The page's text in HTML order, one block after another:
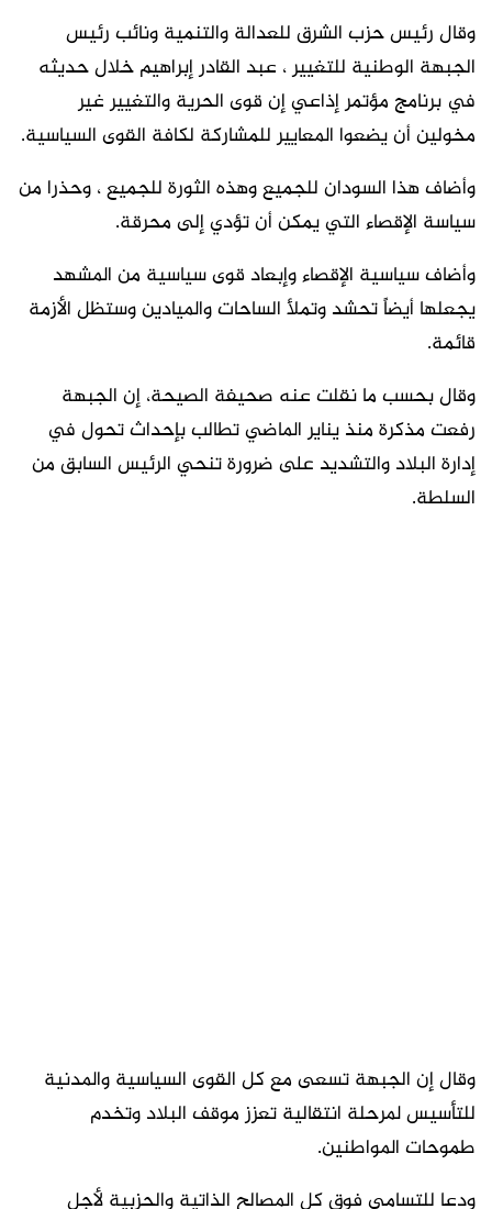
وقال رئيس حزب الشرق للعدالة والتنمية ونائب رئيس
الجبهة الوطنية للتغيير ، عبد القادر إبراهيم خلال حديثه
في برنامج مؤتمر إذاعي إن قوى الحرية والتغيير غير
مخولين أن يضعوا المعايير للمشاركة لكافة القوى السياسية.
وأضاف هذا السودان للجميع وهذه الثورة للجميع ، وحذرا من
سياسة الإقصاء التي يمكن أن تؤدي إلى محرقة.
وأضاف سياسية الإقصاء وإبعاد قوى سياسية من المشهد
يجعلها أيضاً تحشد وتملأ الساحات والميادين وستظل الأزمة
قائمة.
وقال بحسب ما نقلت عنه صحيفة الصيحة، إن الجبهة
رفعت مذكرة منذ يناير الماضي تطالب بإحداث تحول في
إدارة البلاد والتشديد على ضرورة تنحي الرئيس السابق من
السلطة.
وقال إن الجبهة تسعى مع كل القوى السياسية والمدنية
للتأسيس لمرحلة انتقالية تعزز موقف البلاد وتخدم
طموحات المواطنين.
ودعا للتسامي فوق كل المصالح الذاتية والحزبية لأجل